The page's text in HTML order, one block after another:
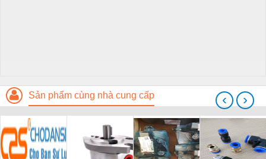
Sản phẩm cùng nhà cung cấp ‹ ›